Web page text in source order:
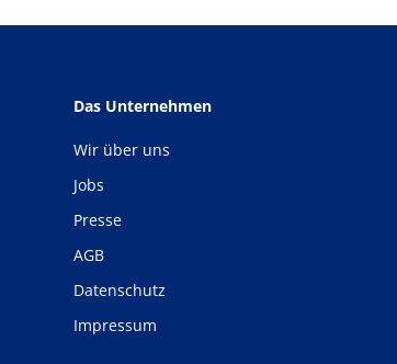
Das Unternehmen
Wir über uns
Jobs
Presse
AGB
Datenschutz
Impressum